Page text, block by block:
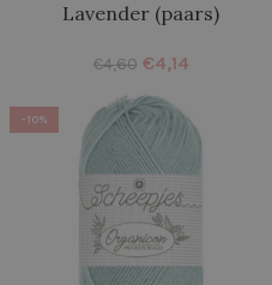
Lavender (paars)
€4,60 €4,14
-10%